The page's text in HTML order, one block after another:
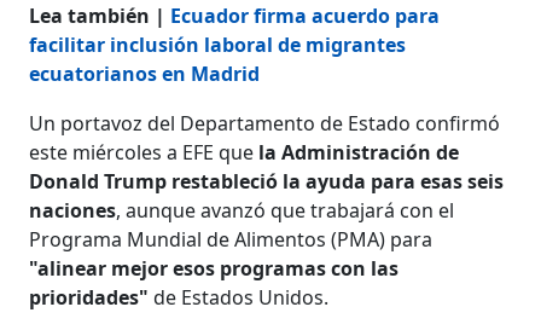
Lea también | Ecuador firma acuerdo para
facilitar inclusión laboral de migrantes
ecuatorianos en Madrid
Un portavoz del Departamento de Estado confirmó
este miércoles a EFE que la Administración de
Donald Trump restableció la ayuda para esas seis
naciones, aunque avanzó que trabajará con el
Programa Mundial de Alimentos (PMA) para
"alinear mejor esos programas con las
prioridades" de Estados Unidos.